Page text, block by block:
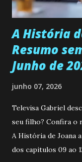
Durante um exame
A História
Resumo
Junho de
junho 07, 2026
Televisa Gabriel
seu filho? Confira o
A História de Joana
dos capitulos 09 ao